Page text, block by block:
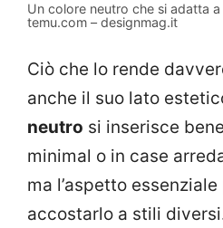
Un colore neutro che si adatta
temu.com – designmag.it
Ciò che lo rende
anche il suo lato
neutro si inserisce
minimal o in case
ma l’aspetto
accostarlo a stili